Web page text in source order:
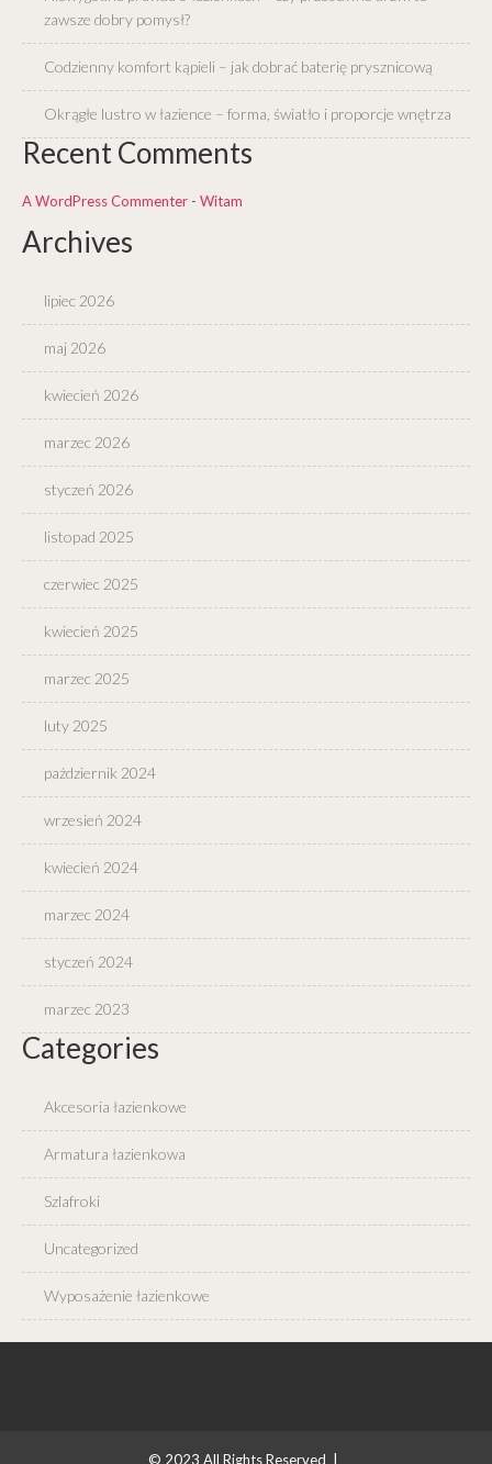
zawsze dobry pomysł?
Codzienny komfort kąpieli – jak dobrać baterię prysznicową
Okrągłe lustro w łazience – forma, światło i proporcje wnętrza
Recent Comments
A WordPress Commenter - Witam
Archives
lipiec 2026
maj 2026
kwiecień 2026
marzec 2026
styczeń 2026
listopad 2025
czerwiec 2025
kwiecień 2025
marzec 2025
luty 2025
październik 2024
wrzesień 2024
kwiecień 2024
marzec 2024
styczeń 2024
marzec 2023
Categories
Akcesoria łazienkowe
Armatura łazienkowa
Szlafroki
Uncategorized
Wyposażenie łazienkowe
© 2023 All Rights Reserved |